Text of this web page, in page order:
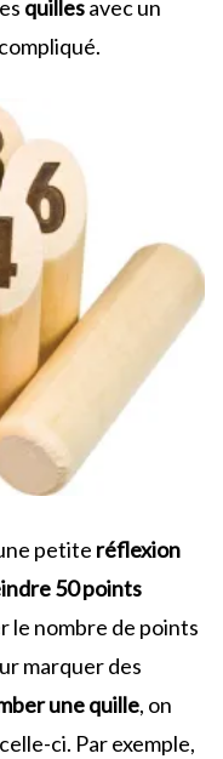
quillesavec un
petite réflexion
50 points
le nombre de points
marquer des
une quille, on
ci. Par exemple,